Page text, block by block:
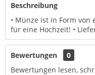
Beschreibung
• Münze ist in Form von
für eine Hochzeit! •
Bewertungen
0
Bewertungen lesen,